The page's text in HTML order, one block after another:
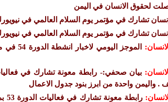
لحقوق الانسان في اليمن
تشارك في مؤتمر يوم السلام العالمي في
تشارك في مؤتمر يوم السلام العالمي في
الموجز
. واليمن واحدة من ابرز بنود جدول الاعمال